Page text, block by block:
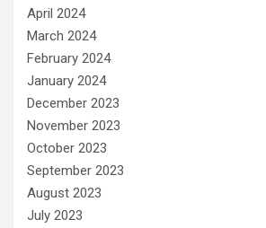
April 2024
March 2024
February 2024
January 2024
December 2023
November 2023
October 2023
September 2023
August 2023
July 2023